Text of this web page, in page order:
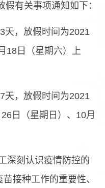
有关事项通知如下：
天，放假时间为2021
18日（星期六）上
天，放假时间为2021
日（星期日）、10月
深刻认识疫情防控的
接种工作的重要性、